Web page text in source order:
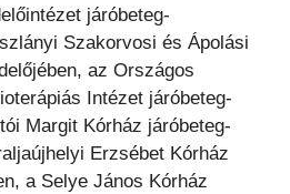
járóbeteg-
Szakorvosi és Ápolási
az Országos
Intézet járóbeteg-
Margit Kórház járóbeteg-
Erzsébet Kórház
a Selye János Kórház